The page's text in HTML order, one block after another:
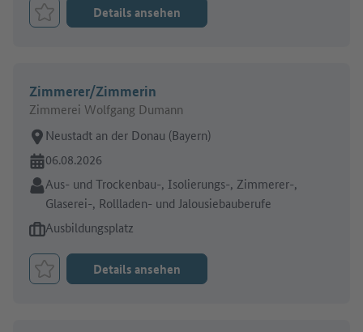
Job merken
Details ansehen
Zimmerer/Zimmerin
Zimmerei Wolfgang Dumann
Arbeitsort:
Neustadt an der Donau (Bayern)
Online seit:
06.08.2026
Branche:
Aus- und Trockenbau-, Isolierungs-, Zimmerer-,
Glaserei-, Rollladen- und Jalousiebauberufe
Art des Jobangebots:
Ausbildungsplatz
Job merken
Details ansehen